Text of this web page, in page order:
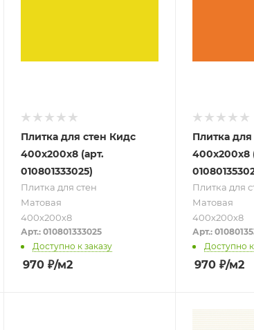
Плитка для стен Кидс
400х200х8 (арт.
010801333025)
Плитка для стен
Матовая
400х200х8
Доступно к заказу
Арт.: 010801333025
970₽/м2
Плитка
400х200х8
Плитка для
Матовая
400х200х8
Доступно к
Арт.:
970₽/м2